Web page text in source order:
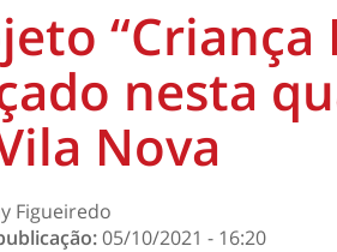
“Criança
nesta
Nova
Figueiredo
05/10/2021 - 16:20